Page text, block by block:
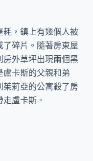
，鎮上有幾個人被
碎片。隨著房東屋
外草坪出現兩個黑
盧卡斯的父親和弟
茱莉亞的公寓殺了房
盧卡斯。